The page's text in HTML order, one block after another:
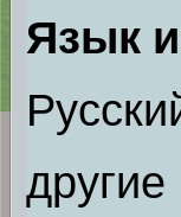
Язык
другие